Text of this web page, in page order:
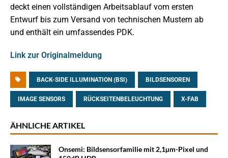
deckt einen vollständigen Arbeitsablauf vom ersten
Entwurf bis zum Versand von technischen Mustern ab
und enthält ein umfassendes PDK.
Link zur Originalmeldung
BACK-SIDE ILLUMINATION (BSI) BILDSENSOREN
IMAGE SENSORS RÜCKSEITENBELEUCHTUNG X-FAB
ÄHNLICHE ARTIKEL
Onsemi: Bildsensorfamilie mit 2,1µm-Pixel und